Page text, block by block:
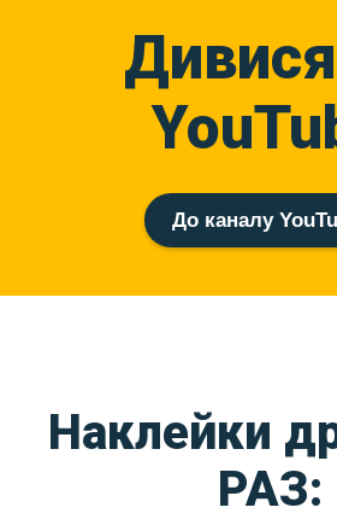
До каналу
Наклейки
РАЗ: